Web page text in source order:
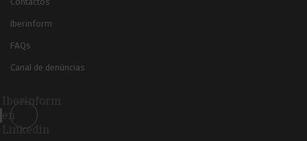
Iberinform
FAQs
Canal de denúncias
Iberinform
en
Linkedin